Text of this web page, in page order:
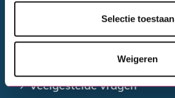
Selectie toestaan
Weigeren
Contact opnemen
Veelgestelde vragen